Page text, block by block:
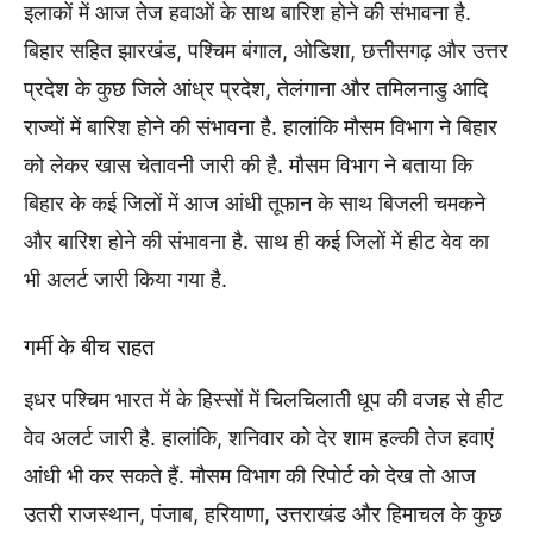
इलाकों में आज तेज हवाओं के साथ बारिश होने की संभावना है.
बिहार सहित झारखंड, पश्चिम बंगाल, ओडिशा, छत्तीसगढ़ और उत्तर
प्रदेश के कुछ जिले आंध्र प्रदेश, तेलंगाना और तमिलनाडु आदि
राज्यों में बारिश होने की संभावना है. हालांकि मौसम विभाग ने बिहार
को लेकर खास चेतावनी जारी की है. मौसम विभाग ने बताया कि
बिहार के कई जिलों में आज आंधी तूफान के साथ बिजली चमकने
और बारिश होने की संभावना है. साथ ही कई जिलों में हीट वेव का
भी अलर्ट जारी किया गया है.
गर्मी के बीच राहत
इधर पश्चिम भारत में के हिस्सों में चिलचिलाती धूप की वजह से हीट
वेव अलर्ट जारी है. हालांकि, शनिवार को देर शाम हल्की तेज हवाएं
आंधी भी कर सकते हैं. मौसम विभाग की रिपोर्ट को देख तो आज
उतरी राजस्थान, पंजाब, हरियाणा, उत्तराखंड और हिमाचल के कुछ